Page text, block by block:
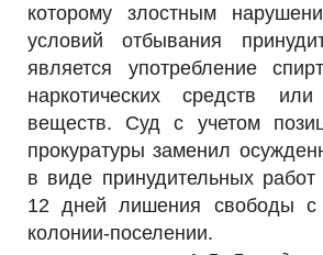
которому злостным
условий отбывания
является употребление
наркотических средств или
веществ. Суд с учетом
прокуратуры заменил
в виде принудительных
12 дней лишения свободы с
колонии-поселении.